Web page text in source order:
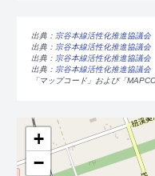
出典： 宗谷本線活性化推進協議会
出典： 宗谷本線活性化推進協議会
出典： 宗谷本線活性化推進協議会
出典： 宗谷本線活性化推進協議会
「マップコード」および「
+
−